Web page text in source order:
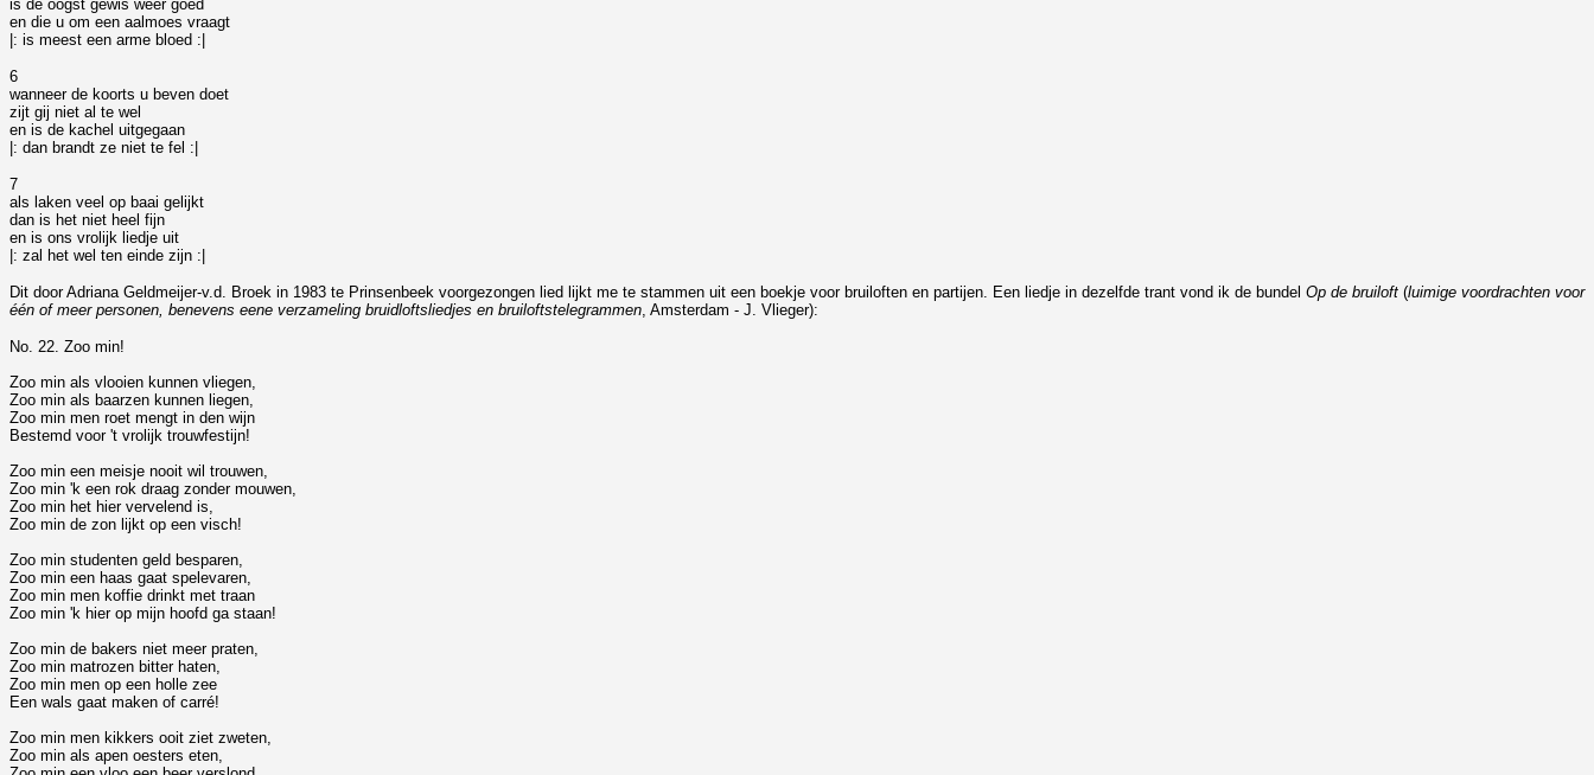
is de oogst gewis weer goed
en die u om een aalmoes vraagt
|: is meest een arme bloed :|
6
wanneer de koorts u beven doet
zijt gij niet al te wel
en is de kachel uitgegaan
|: dan brandt ze niet te fel :|
7
als laken veel op baai gelijkt
dan is het niet heel fijn
en is ons vrolijk liedje uit
|: zal het wel ten einde zijn :|
Dit door Adriana Geldmeijer-v.d. Broek in 1983 te Prinsenbeek voorgezongen lied lijkt me te stammen uit een boekje voor bruiloften en partijen. Een liedje in dezelfde trant vond ik de bundel Op de bruiloft (luimige voordrachten voor
één of meer personen, benevens eene verzameling bruidloftsliedjes en bruiloftstelegrammen, Amsterdam - J. Vlieger):
No. 22. Zoo min!
Zoo min als vlooien kunnen vliegen,
Zoo min als baarzen kunnen liegen,
Zoo min men roet mengt in den wijn
Bestemd voor 't vrolijk trouwfestijn!
Zoo min een meisje nooit wil trouwen,
Zoo min 'k een rok draag zonder mouwen,
Zoo min het hier vervelend is,
Zoo min de zon lijkt op een visch!
Zoo min studenten geld besparen,
Zoo min een haas gaat spelevaren,
Zoo min men koffie drinkt met traan
Zoo min 'k hier op mijn hoofd ga staan!
Zoo min de bakers niet meer praten,
Zoo min matrozen bitter haten,
Zoo min men op een holle zee
Een wals gaat maken of carré!
Zoo min men kikkers ooit ziet zweten,
Zoo min als apen oesters eten,